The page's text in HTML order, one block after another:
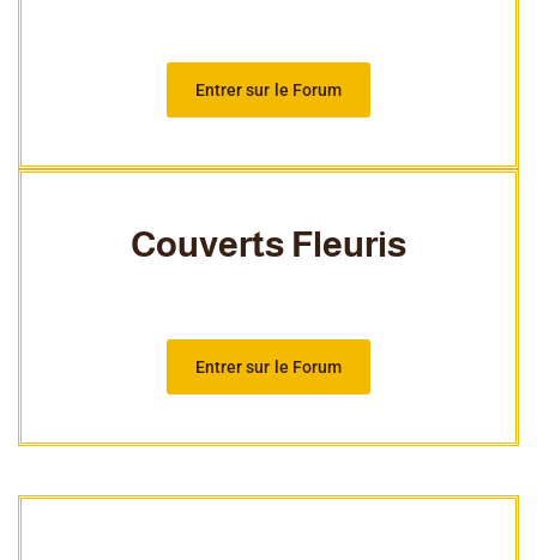
Entrer sur le Forum
Couverts Fleuris
Entrer sur le Forum